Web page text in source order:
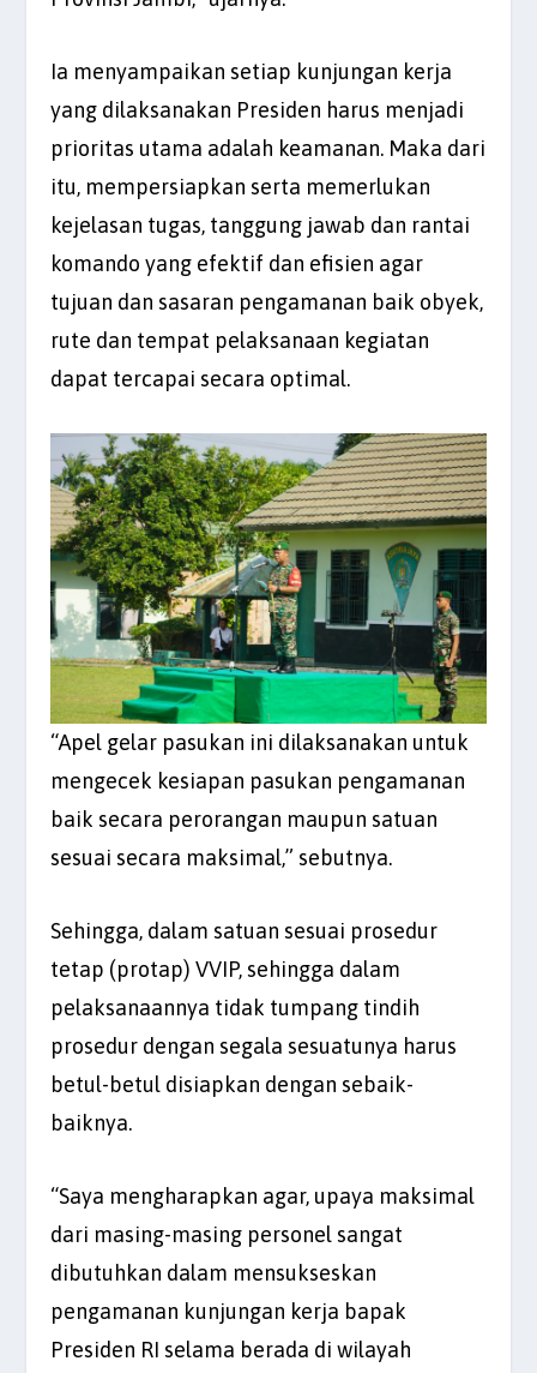
Ia menyampaikan setiap kunjungan kerja
yang dilaksanakan Presiden harus menjadi
prioritas utama adalah keamanan. Maka dari
itu, mempersiapkan serta memerlukan
kejelasan tugas, tanggung jawab dan rantai
komando yang efektif dan efisien agar
tujuan dan sasaran pengamanan baik obyek,
rute dan tempat pelaksanaan kegiatan
dapat tercapai secara optimal.
“Apel gelar pasukan ini dilaksanakan untuk
mengecek kesiapan pasukan pengamanan
baik secara perorangan maupun satuan
sesuai secara maksimal,” sebutnya.
Sehingga, dalam satuan sesuai prosedur
tetap (protap) VVIP, sehingga dalam
pelaksanaannya tidak tumpang tindih
prosedur dengan segala sesuatunya harus
betul-betul disiapkan dengan sebaik-
baiknya.
“Saya mengharapkan agar, upaya maksimal
dari masing-masing personel sangat
dibutuhkan dalam mensukseskan
pengamanan kunjungan kerja bapak
Presiden RI selama berada di wilayah